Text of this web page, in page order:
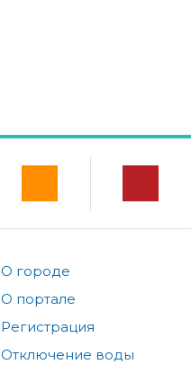
О городе
О портале
Регистрация
Отключение воды